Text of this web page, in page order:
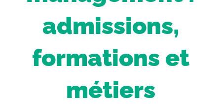
admissions,
formations et
métiers